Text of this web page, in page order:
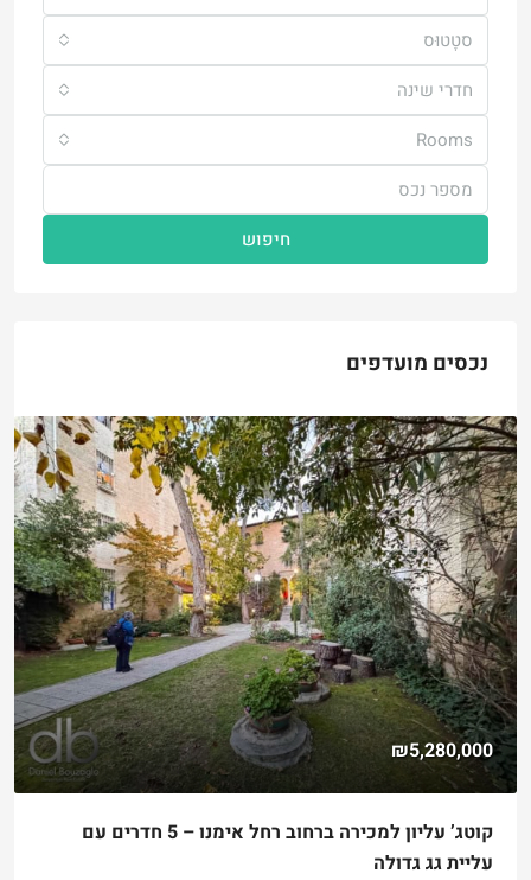
סטָטוּס
חדרי שינה
Rooms
חיפוש
נכסים מועדפים
₪5,280,000
קוטג’ עליון למכירה ברחוב רחל אימנו – 5 חדרים עם
עליית גג גדולה